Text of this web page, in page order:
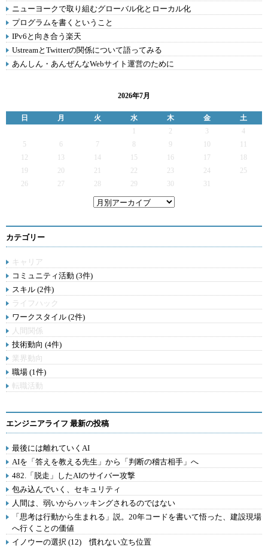
ニューヨークで取り組むグローバル化とローカル化
プログラムを書くということ
IPv6と向き合う楽天
UstreamとTwitterの関係について語ってみる
あんしん・あんぜんなWebサイト運営のために
2026年7月
日 月 火 水 木 金
土
2 3
4
5
6 7 9
12
13 14 15 16 17
19
20 21 22 23 24
25
26
27 28 29 30 31
カテゴリー
キャリア
コミュニティ活動 (3件)
スキル (2件)
ライフハック
ワークスタイル (2件)
人間関係
技術動向 (4件)
業界動向
職場 (1件)
転職活動
エンジニアライフ 最新の投稿
最後には離れていくAI
AIを「答えを教える先生」から「判断の稽古相手」へ
482.「脱走」したAIのサイバー攻撃
包み込んでいく、セキュリティ
人間は、弱いからハッキングされるのではない
「思考は行動から生まれる」説。20年コードを書いて悟った、建設現場
へ行くことの価値
イノウーの選択 (12) 慣れない立ち位置